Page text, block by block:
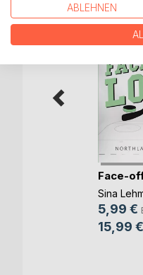
Face-
Sina
5,99 €
15,99 €
ABLEHNEN